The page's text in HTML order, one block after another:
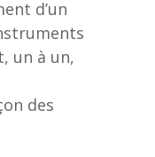
d’un
un à un,
des